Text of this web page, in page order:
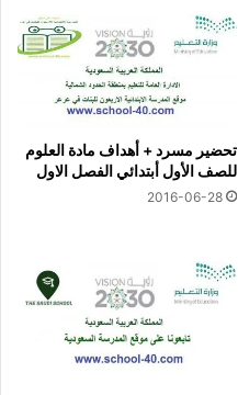
تحضير مسرد + أهداف مادة العلوم
للصف الأول أبتدائي الفصل الاول
2016-06-28